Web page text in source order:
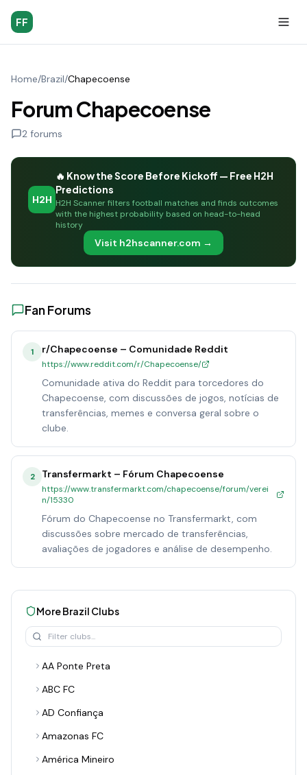
FF
Home/Brazil/Chapecoense
Forum Chapecoense
2 forums
H2H
🔥 Know the Score Before Kickoff — Free H2H
Predictions
H2H Scanner filters football matches and finds outcomes
with the highest probability based on head-to-head
history
Visit h2hscanner.com →
Fan Forums
1 r/Chapecoense – Comunidade Reddit
https://www.reddit.com/r/Chapecoense/
Comunidade ativa do Reddit para torcedores do
Chapecoense, com discussões de jogos, notícias de
transferências, memes e conversa geral sobre o
clube.
2 Transfermarkt – Fórum Chapecoense
https://www.transfermarkt.com/chapecoense/forum/verei
n/15330
Fórum do Chapecoense no Transfermarkt, com
discussões sobre mercado de transferências,
avaliações de jogadores e análise de desempenho.
MoreBrazil Clubs
AA Ponte Preta
ABC FC
AD Confiança
Amazonas FC
América Mineiro